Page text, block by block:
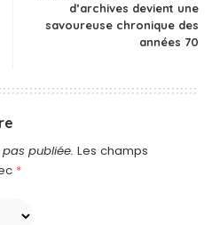
d’archives devient une
savoureuse chronique des
années 70
publiée. Les champs
*